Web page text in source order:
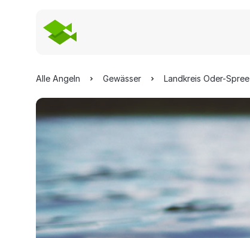
Alle Angeln Gewässer Landkreis Oder-Spree